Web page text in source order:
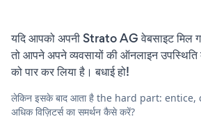
यदि आपको अपनी Strato AG वेबसाइट मिल
तो आपने अपने व्यवसायों की ऑनलाइन उपस्थिति
को पार कर लिया है। बधाई हो!
लेकिन इसके बाद आता है the hard part:
अधिक विज़िटर्स का समर्थन कैसे करें?